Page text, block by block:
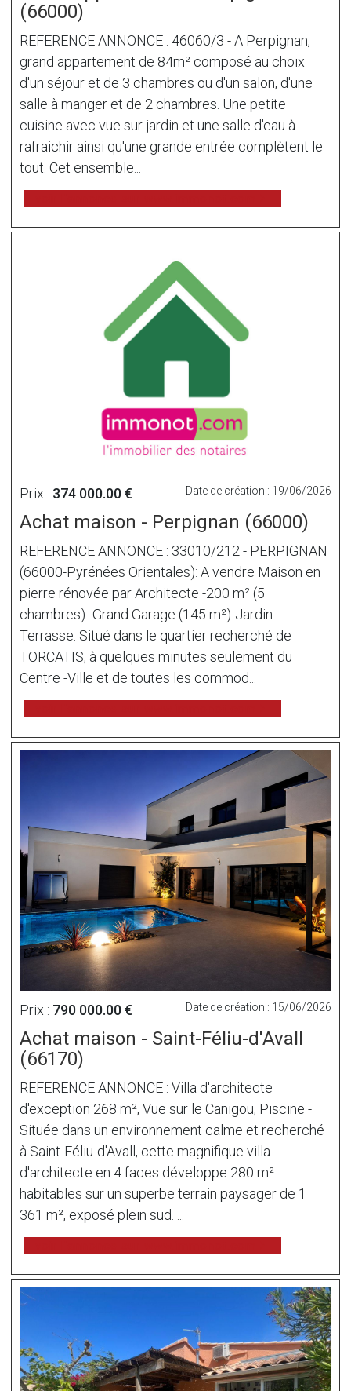
(66000)
REFERENCE ANNONCE : 46060/3 - A Perpignan,
grand appartement de 84m² composé au choix
d'un séjour et de 3 chambres ou d'un salon, d'une
salle à manger et de 2 chambres. Une petite
cuisine avec vue sur jardin et une salle d'eau à
rafraichir ainsi qu'une grande entrée complètent le
tout. Cet ensemble...
Prix : 374 000.00 € Date de création : 19/06/2026
Achat maison - Perpignan (66000)
REFERENCE ANNONCE : 33010/212 - PERPIGNAN
(66000-Pyrénées Orientales): A vendre Maison en
pierre rénovée par Architecte -200 m² (5
chambres) -Grand Garage (145 m²)-Jardin-
Terrasse. Situé dans le quartier recherché de
TORCATIS, à quelques minutes seulement du
Centre -Ville et de toutes les commod...
Prix : 790 000.00 € Date de création : 15/06/2026
Achat maison - Saint-Féliu-d'Avall
(66170)
REFERENCE ANNONCE : Villa d'architecte
d'exception 268 m², Vue sur le Canigou, Piscine -
Située dans un environnement calme et recherché
à Saint-Féliu-d'Avall, cette magnifique villa
d'architecte en 4 faces développe 280 m²
habitables sur un superbe terrain paysager de 1
361 m², exposé plein sud. ...